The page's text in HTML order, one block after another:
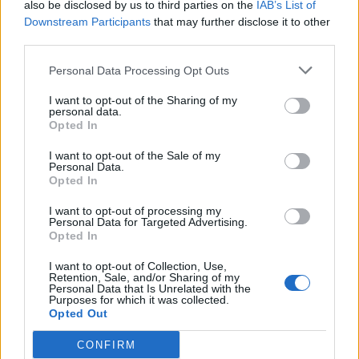
also be disclosed by us to third parties on the IAB’s List of
Downstream Participants that may further disclose it to other
Personal Data Processing Opt Outs
I want to opt-out of the Sharing of my
personal data.
Opted In
I want to opt-out of the Sale of my
Personal Data.
Opted In
I want to opt-out of processing my
Personal Data for Targeted Advertising.
Opted In
I want to opt-out of Collection, Use,
Retention, Sale, and/or Sharing of my
Personal Data that Is Unrelated with the
Purposes for which it was collected.
Opted Out
CONFIRM
вкус. Не е само лименка. Таа е симбол што сите
ја препознаваат, без разлика на јазик, земја или
генерација.
© Vecer.mk, правата за текстот се на редакцијата
Се шири нафтената дамка кај
организации предупредуваат за
ризик од еколошка катастрофа
помрачувањето на Сонцето на 12
август: ОПТИЧАРИТЕ ВО БЕЛГИЈА
НАЈЧИТАНИ ВО ПОСЛЕДНИ 7 ДЕНА
Ахмети кажа што го мачи: